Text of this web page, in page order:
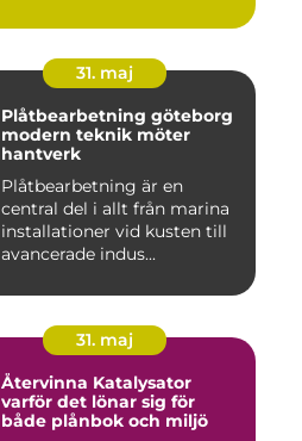
31. maj
Plåtbearbetning göteborg
modern teknik möter
hantverk
Plåtbearbetning är en
central del i allt från marina
installationer vid kusten till
avancerade indus...
31. maj
Återvinna Katalysator
varför det lönar sig för
både plånbok och miljö